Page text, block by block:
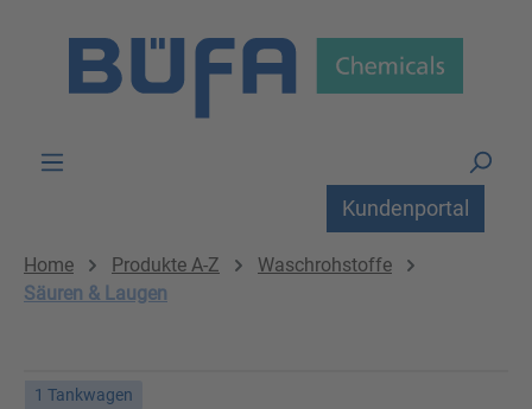
Kundenportal
Home Produkte A-Z
Waschrohstoffe
Säuren & Laugen
1 Tankwagen